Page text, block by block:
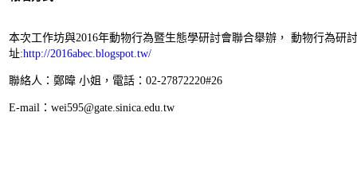
本次工作坊與2016年動物行為暨生態學研討會聯合舉辦， 動物行為研
址:http://2016abec.blogspot.tw/
聯絡人：鄭暐 小姐，電話：02-27872220#26
E-mail：wei595@gate.sinica.edu.tw